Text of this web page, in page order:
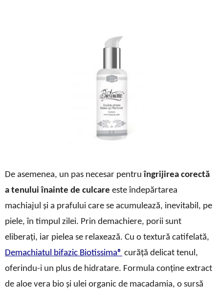
De asemenea, un pas necesar pentruîngrijirea corectă
a tenului înainte de culcare este îndepărtarea
machiajul și a prafului care se acumulează, inevitabil, pe
piele, în timpul zilei. Prin demachiere, porii sunt
eliberați, iar pielea se relaxează. Cu o textură catifelată,
Demachiatul bifazic Biotissima® curăță delicat tenul,
oferindu-i un plus de hidratare. Formula conține extract
de aloe vera bio și ulei organic de macadamia, o sursă